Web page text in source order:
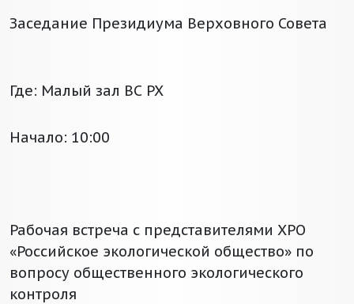
Заседание Президиума Верховного Совета
Где: Малый зал ВС РХ
Начало: 10:00
Рабочая встреча с представителями ХРО
«Российское экологической общество» по
вопросу общественного экологического
контроля